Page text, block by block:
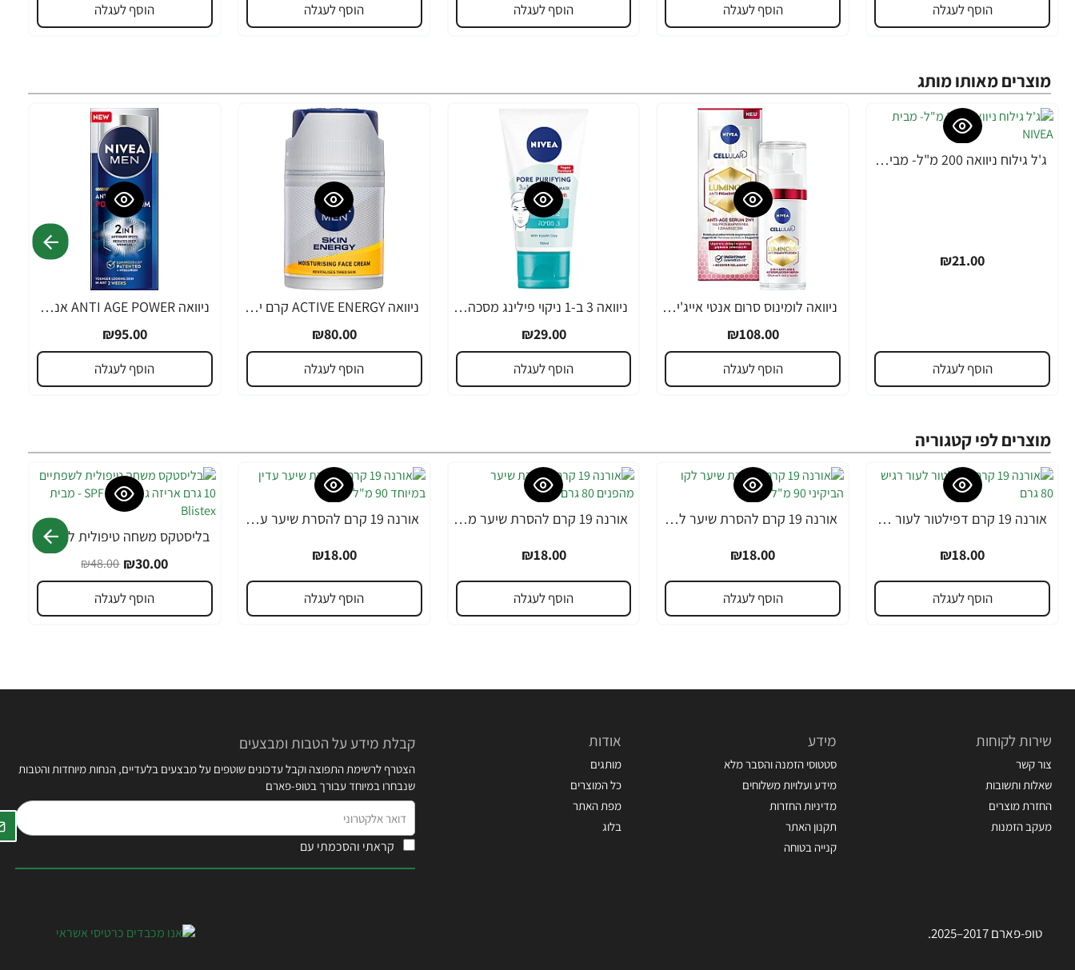
הוסף לעגלה הוסף לעגלה הוסף לעגלה הוסף לעגלה הוסף לעגלה
מוצרים מאותו מותג
ג'ל גילוח ניוואה 200 מ"ל- מבית NIVEA
₪21.00
הוסף לעגלה
ניוואה לומינוס סרום אנטי אייג'ינג לטיפול בכתמים כהים 30 מ"ל - מבית NIVEA
₪108.00
הוסף לעגלה
ניוואה 3 ב-1 ניקוי פילינג מסכה לפנים 150 מ"ל - מבית NIVEA
₪29.00
הוסף לעגלה
ניוואה ACTIVE ENERGY קרם יום לגבר 50 מ"ל - מבית NIVEA
₪80.00
הוסף לעגלה
ניוואה ANTI AGE POWER אנטי אייג' פאוור סרום 2 ב-1 לגבר 30 מ"ל - מבית NIVEA
₪95.00
הוסף לעגלה
מוצרים לפי קטגוריה
אורנה 19 קרם דפילטור לעור רגיש 80 גרם
₪18.00
הוסף לעגלה
אורנה 19 קרם להסרת שיער לקו הביקיני 90 מ"ל
₪18.00
הוסף לעגלה
אורנה 19 קרם להסרת שיער מהפנים 80 גרם
₪18.00
הוסף לעגלה
אורנה 19 קרם להסרת שיער עדין במיוחד 90 מ"ל
₪18.00
הוסף לעגלה
-38%
בליסטקס משחה טיפולית לשפתיים 10 גרם אריזה גדולה SPF 10 - מבית Blistex
₪30.00
₪48.00
הוסף לעגלה
שירות לקוחות
צור קשר
שאלות ותשובות
החזרת מוצרים
מעקב הזמנות
מידע
סטטוסי הזמנה והסבר מלא
מידע ועלויות משלוחים
מדיניות החזרות
תקנון האתר
קנייה בטוחה
אודות
מותגים
כל המוצרים
מפת האתר
בלוג
קבלת מידע על הטבות ומבצעים
הצטרף לרשימת התפוצה וקבל עדכונים שוטפים על מבצעים בלעדיים, הנחות מיוחדות והטבות
שנבחרו במיוחד עבורך בטופ-פארם
אלקטרוני
קראתי והסכמתי עם
טופ-פארם 2017–2025.